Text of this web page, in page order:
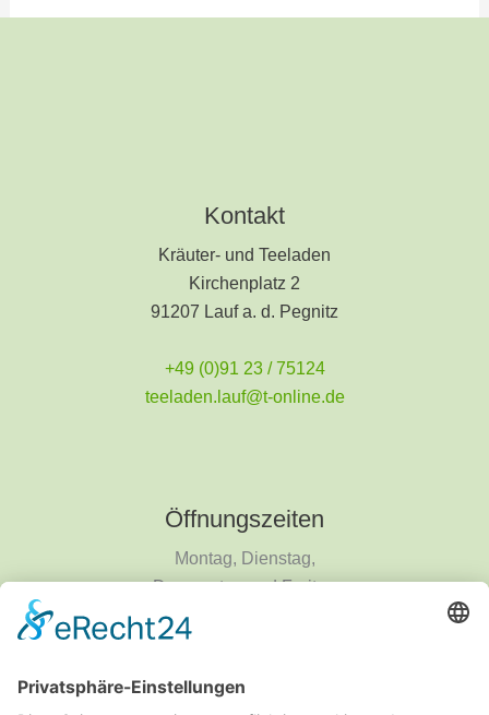
Kontakt
Kräuter- und Teeladen
Kirchenplatz 2
91207 Lauf a. d. Pegnitz
+49 (0)91 23 / 75124
teeladen.lauf@t-online.de
Öffnungszeiten
Montag, Dienstag,
Donnerstag und Freitag
9 - 14 Uhr